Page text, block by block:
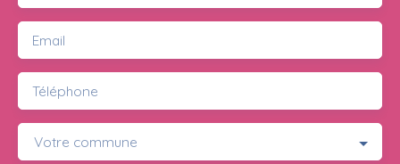
Email
Téléphone
Votre commune